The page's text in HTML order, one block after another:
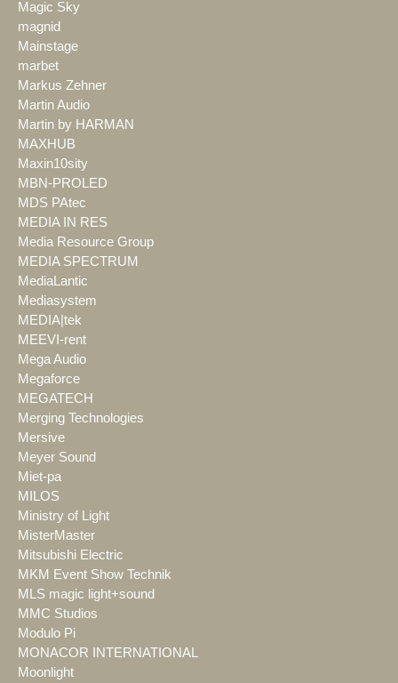
Magic Sky
magnid
Mainstage
marbet
Markus Zehner
Martin Audio
Martin by HARMAN
MAXHUB
Maxin10sity
MBN-PROLED
MDS PAtec
MEDIA IN RES
Media Resource Group
MEDIA SPECTRUM
MediaLantic
Mediasystem
MEDIA|tek
MEEVI-rent
Mega Audio
Megaforce
MEGATECH
Merging Technologies
Mersive
Meyer Sound
Miet-pa
MILOS
Ministry of Light
MisterMaster
Mitsubishi Electric
MKM Event Show Technik
MLS magic light+sound
MMC Studios
Modulo Pi
MONACOR INTERNATIONAL
Moonlight